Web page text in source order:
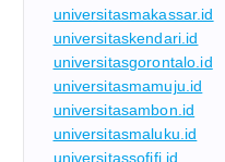
universitasmakassar.id
universitaskendari.id
universitasgorontalo.id
universitasmamuju.id
universitasambon.id
universitasmaluku.id
universitassofifi.id